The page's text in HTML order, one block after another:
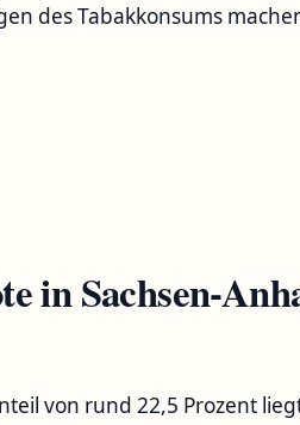
des Tabakkonsums
in Sachsen-
von rund 22,5 Prozent